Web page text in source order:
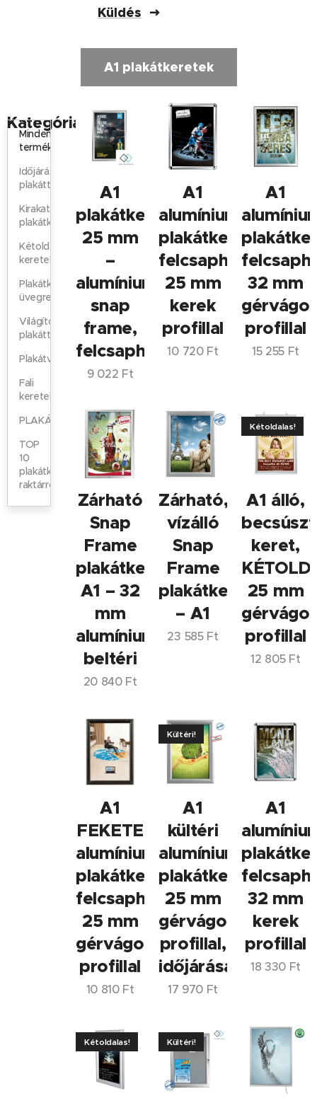
Küldés
A1 plakátkeretek
Kategóriák
Minden
termék
Időjárásálló
plakáttartók
Kirakati
plakátkeretek
Kétoldalas
keretek
Plakátkeretek
üvegre
Világító
plakáttartók
Plakátvitrinek
Fali
keretek
PLAKÁTKERETEK
TOP
10
plakátkeret
raktárról
A1
plakátkeret
25 mm
–
alumínium
snap
frame,
felcsapható
9 022 Ft
A1
alumínium
plakátkeret,
felcsapható,
25 mm
kerek
profillal
10 720Ft
A1
32 mm
profillal
15 255 Ft
Zárható
Snap
Frame
plakátkeret
A1 – 32
mm
alumínium,
beltéri
20 840Ft
Zárható,
vízálló
Snap
Frame
plakátkeret
– A1
23 585Ft
A1 álló,
keret,
25 mm
profillal
Kétoldalas!
12 805Ft
A1
FEKETE
alumínium
plakátkeret,
felcsapható,
25 mm
gérvágott
profillal
10 810Ft
A1
kültéri
alumínium
plakátkeret,
25 mm
gérvágott
profillal,
időjárásálló
Kültéri!
17 970 Ft
A1
32 mm
kerek
profillal
18 330 Ft
Kétoldalas! Kültéri!